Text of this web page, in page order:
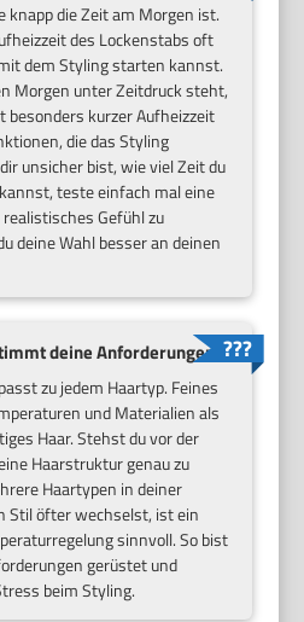
knapp die Zeit am Morgen ist.
des Lockenstabs oft
dem Styling starten kannst.
Morgen unter Zeitdruck steht,
besonders kurzer Aufheizzeit
die das Styling
unsicher bist, wie viel Zeit du
teste einfach mal eine
Gefühl zu
deine Wahl besser an deinen
deine Anforderungen?
zu jedem Haartyp. Feines
und Materialien als
Haar. Stehst du vor der
Haarstruktur genau zu
Haartypen in deiner
Stil öfter wechselst, ist ein
sinnvoll. So bist
gerüstet und
beim Styling.